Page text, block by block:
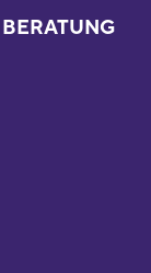
BERATUNG